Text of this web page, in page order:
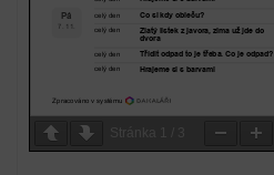
Stránka 3